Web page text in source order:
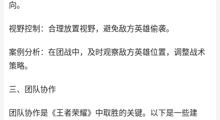
向。
视野控制：合理放置视野，避免敌方英雄偷袭。
案例分析：在团战中，及时观察敌方英雄位置，调整战术
策略。
三、团队协作
团队协作是《王者荣耀》中取胜的关键。以下是一些建